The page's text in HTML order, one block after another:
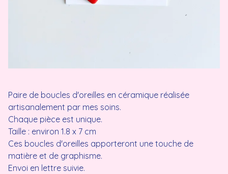
Paire de boucles d'oreilles en céramique réalisée
artisanalement par mes soins.
Chaque pièce est unique.
Taille : environ 1.8 x 7 cm
Ces boucles d'oreilles apporteront une touche de
matière et de graphisme.
Envoi en lettre suivie.